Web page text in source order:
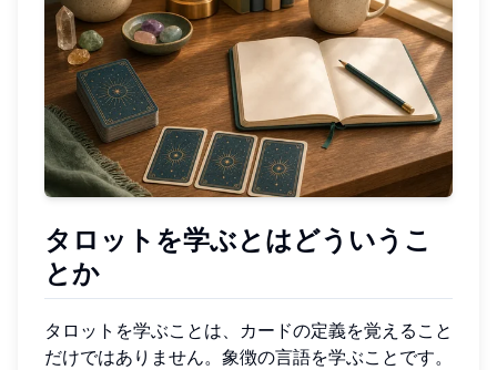
タロットを学ぶとはどういうこ
とか
タロットを学ぶことは、カードの定義を覚えること
だけではありません。象徴の言語を学ぶことです。